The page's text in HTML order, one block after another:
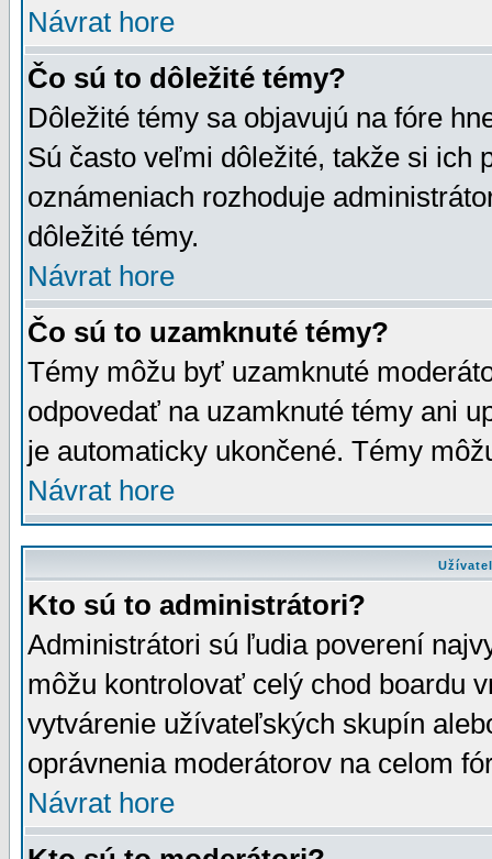
Návrat hore
Čo sú to dôležité témy?
Dôležité témy sa objavujú na fóre
Sú často veľmi dôležité, takže si ich
oznámeniach rozhoduje
dôležité témy.
Návrat hore
Čo sú to uzamknuté témy?
Témy môžu byť uzamknuté
odpovedať na uzamknuté témy ani
je automaticky ukončené. Témy
Návrat hore
Kto sú to administrátori?
Administrátori sú ľudia poverení
môžu kontrolovať celý chod boardu
vytvárenie užívateľských skupín
oprávnenia moderátorov na celom
Návrat hore